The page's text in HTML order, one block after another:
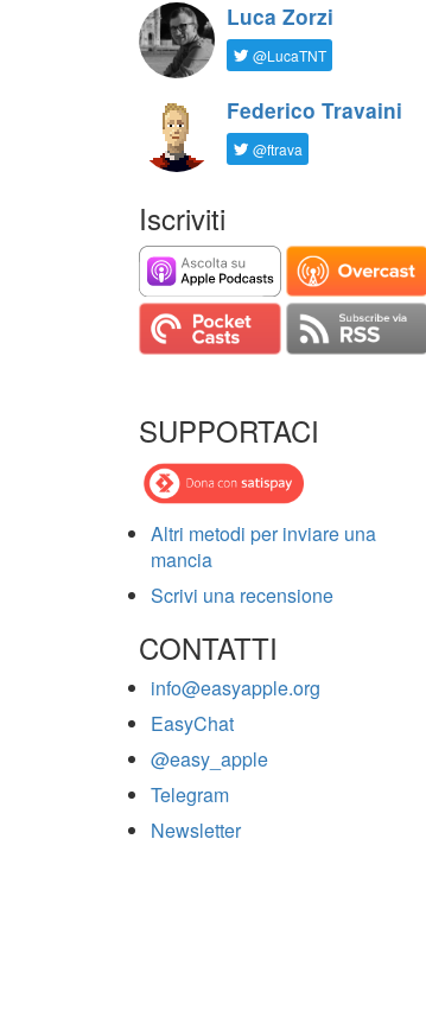
Luca Zorzi
@LucaTNT
Federico Travaini
@ftrava
Iscriviti
SUPPORTACI
Altri metodi per inviare una
mancia
Scrivi una recensione
CONTATTI
info@easyapple.org
EasyChat
@easy_apple
Telegram
Newsletter